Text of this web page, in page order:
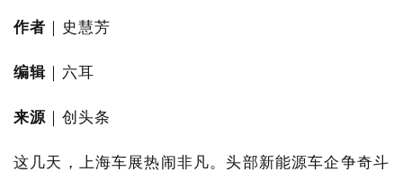
作者 ｜史慧芳
编辑 ｜六耳
来源 ｜创头条
这几天，上海车展热闹非凡。头部新能源车企争奇斗